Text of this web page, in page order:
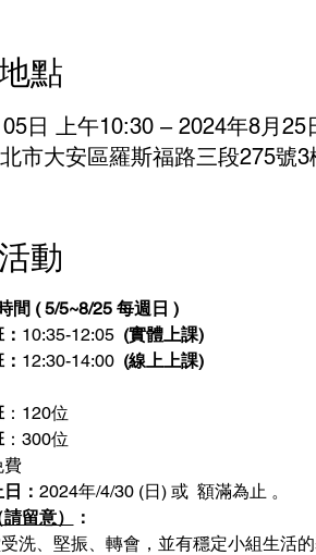
點
日 上午10:30 – 2024年8月25
市大安區羅斯福路三段275號3
動
間 ( 5/5~8/25 每週日 )
10:35-12:05 (實體上課)
12:30-14:00 (線上上課)
：120位
：300位
費
： 2024年/4/30 (日) 或  額滿為止 。
留意）
：
洗、堅振、轉會，並有穩定小組生活的